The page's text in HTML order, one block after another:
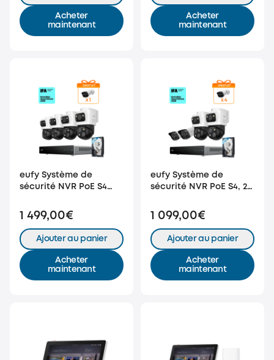
Acheter
maintenant
Acheter
maintenant
eufy Système de
sécurité NVR PoE S4
1 499,00€
Ajouter au panier
Acheter
maintenant
eufy Système de
sécurité NVR PoE S4, 2
Bullet
1 099,00€
Ajouter au panier
Acheter
maintenant